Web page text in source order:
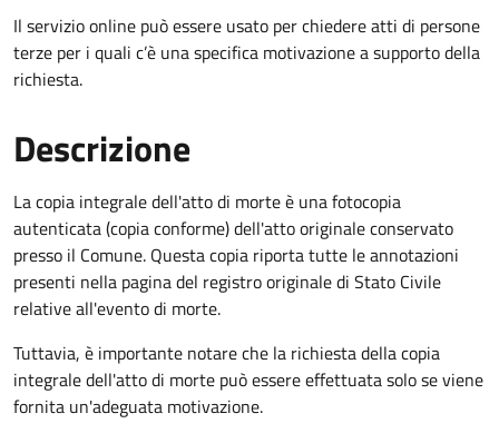
Il servizio online può essere usato per chiedere atti di persone
terze per i quali c’è una specifica motivazione a supporto della
richiesta.
Descrizione
La copia integrale dell'atto di morte è una fotocopia
autenticata (copia conforme) dell'atto originale conservato
presso il Comune. Questa copia riporta tutte le annotazioni
presenti nella pagina del registro originale di Stato Civile
relative all'evento di morte.
Tuttavia, è importante notare che la richiesta della copia
integrale dell'atto di morte può essere effettuata solo se viene
fornita un'adeguata motivazione.